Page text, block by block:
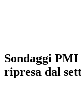
Sondaggi
ripresa dal